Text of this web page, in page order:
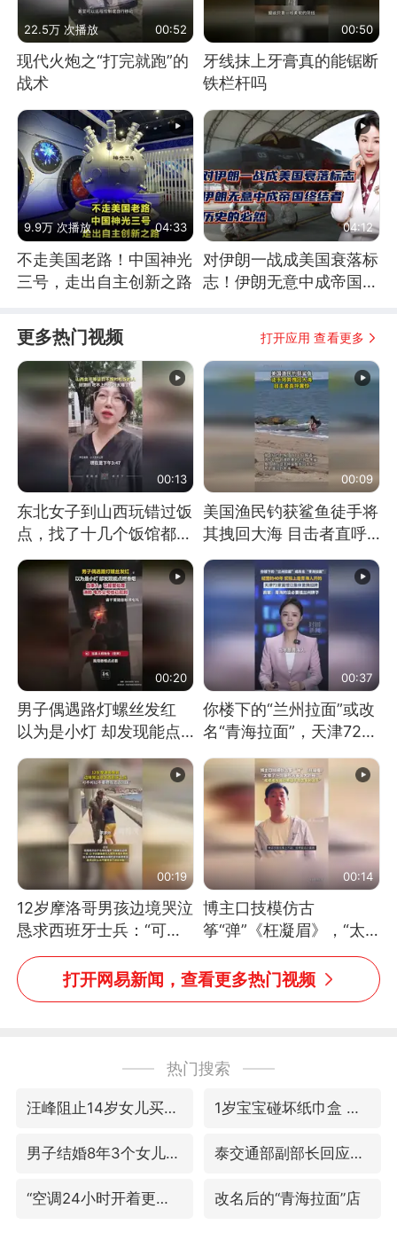
22.5万 次播放 00:52
现代火炮之“打完就跑”的
战术
00:50
牙线抹上牙膏真的能锯断
铁栏杆吗
9.9万 次播放 04:33
不走美国老路！中国神光
三号，走出自主创新之路
04:12
对伊朗一战成美国衰落标
志！伊朗无意中成帝国终
更多热门视频 打开应用 查看更多
00:13
东北女子到山西玩错过饭
点，找了十几个饭馆都没
开门：午休到几点
00:09
美国渔民钓获鲨鱼徒手将
其拽回大海 目击者直呼
震惊 （视频来源：参考
消息）
00:20
男子偶遇路灯螺丝发红
以为是小灯 却发现能点
燃香烟 当事人：已报警
处理
00:37
你楼下的“兰州拉面”或改
名“青海拉面”，天津72家
面馆已集体更换招牌
00:19
12岁摩洛哥男孩边境哭泣
恳求西班牙士兵：“可不
可以不要把我遣返回国”
00:14
博主口技模仿古
筝“弹”《枉凝眉》，“太
像了～你是吃古筝长大的
吗？”“或将成为首位考级
不带古筝的选手。”（来
打开网易新闻，查看更多热门视频
热门搜索
汪峰阻止14岁女儿买大牌 1岁宝宝碰坏纸巾盒 宝妈被索赔924元
男子结婚8年3个女儿均非亲生 泰交通部副部长回应中国人遭歧视手势
“空调24小时开着更省电”不实 改名后的“青海拉面”店